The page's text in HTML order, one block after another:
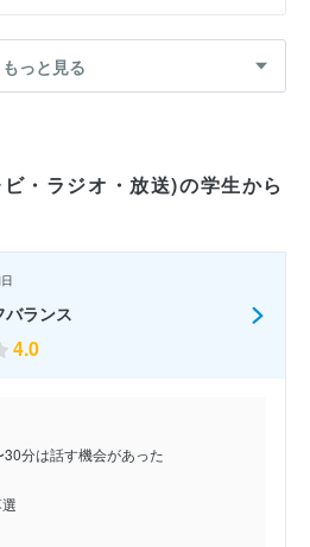
3.0
3.0
日
/ＪＣＯＭ…
16日
12日
/ＪＣＯＭ…
3.0
もっと見る
・ラジオ・放送)の学生から
バランス
4.0
30分は話す機会があった